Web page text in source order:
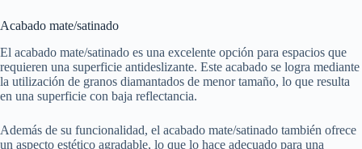
Acabado mate/satinado
El acabado mate/satinado es una excelente opción para espacios que
requieren una superficie antideslizante. Este acabado se logra mediante
la utilización de granos diamantados de menor tamaño, lo que resulta
en una superficie con baja reflectancia.
Además de su funcionalidad, el acabado mate/satinado también ofrece
un aspecto estético agradable, lo que lo hace adecuado para una